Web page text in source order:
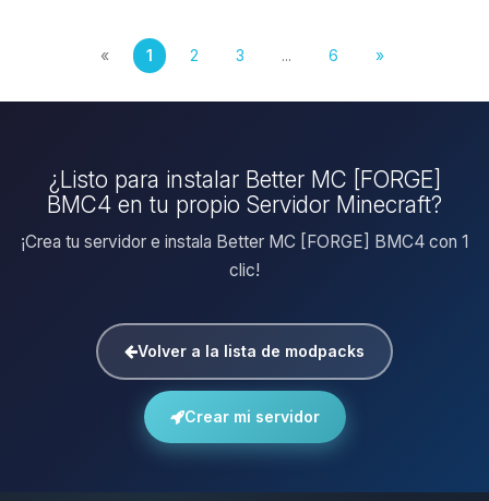
« 1 2 3 ... 6 »
¿Listo para instalar Better MC [FORGE]
BMC4 en tu propio Servidor Minecraft?
¡Crea tu servidor e instala Better MC [FORGE] BMC4 con 1
clic!
Volver a la lista de modpacks
Crear mi servidor